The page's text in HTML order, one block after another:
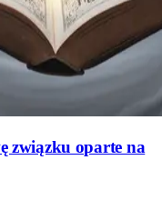
związku oparte na